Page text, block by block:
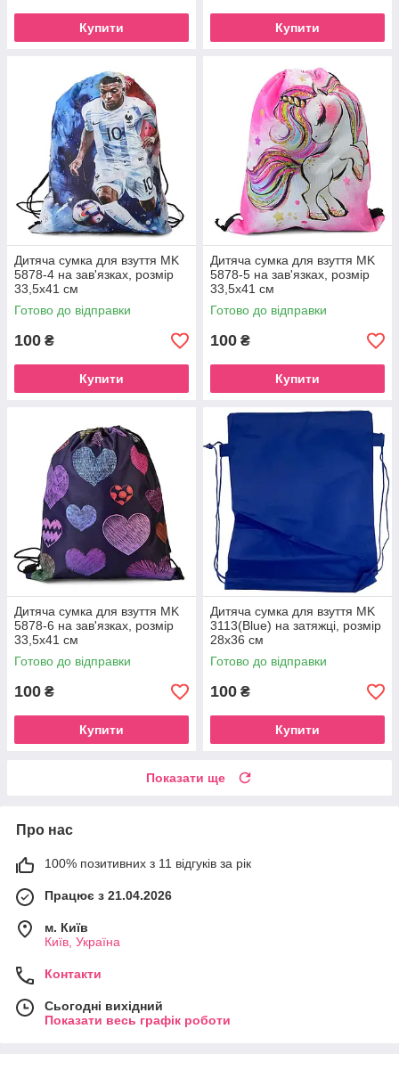
Купити Купити
Дитяча сумка для взуття MK
5878-4 на зав'язках, розмір
33,5х41 см
Готово до відправки
100 ₴
Купити
Дитяча сумка для взуття MK
5878-5 на зав'язках, розмір
33,5х41 см
Готово до відправки
100 ₴
Купити
Дитяча сумка для взуття MK
5878-6 на зав'язках, розмір
33,5х41 см
Готово до відправки
100 ₴
Купити
Дитяча сумка для взуття MK
3113(Blue) на затяжці, розмір
28х36 см
Готово до відправки
100 ₴
Купити
Показати ще
Про нас
100% позитивних з 11 відгуків за рік
Працює з 21.04.2026
м. Київ
Київ, Україна
Контакти
Сьогодні вихідний
Показати весь графік роботи